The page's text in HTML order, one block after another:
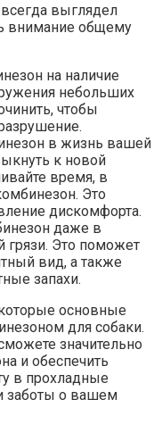
выглядел
внимание общему
на наличие
небольших
чтобы
в жизнь вашей
к новой
время, в
Это
дискомфорта.
даже в
грязи. Это поможет
вид, а также
запахи.
основные
для собаки.
значительно
и обеспечить
в прохладные
заботы о вашем